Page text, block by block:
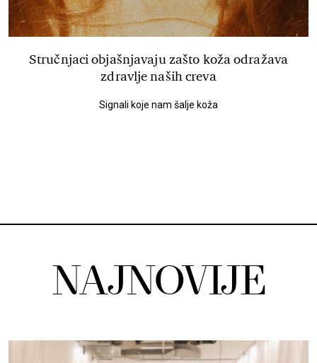
Stručnjaci objašnjavaju zašto koža odražava
zdravlje naših creva
Signali koje nam šalje koža
NAJNOVIJE